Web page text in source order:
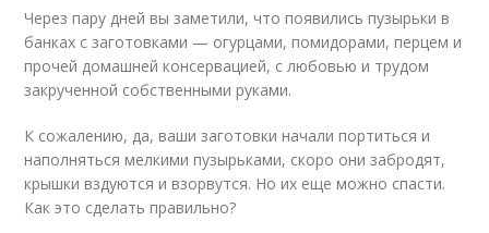
Через пару дней вы заметили, что появились пузырьки в
банках с заготовками — огурцами, помидорами, перцем и
прочей домашней консервацией, с любовью и трудом
закрученной собственными руками.
К сожалению, да, ваши заготовки начали портиться и
наполняться мелкими пузырьками, скоро они забродят,
крышки вздуются и взорвутся. Но их еще можно спасти.
Как это сделать правильно?